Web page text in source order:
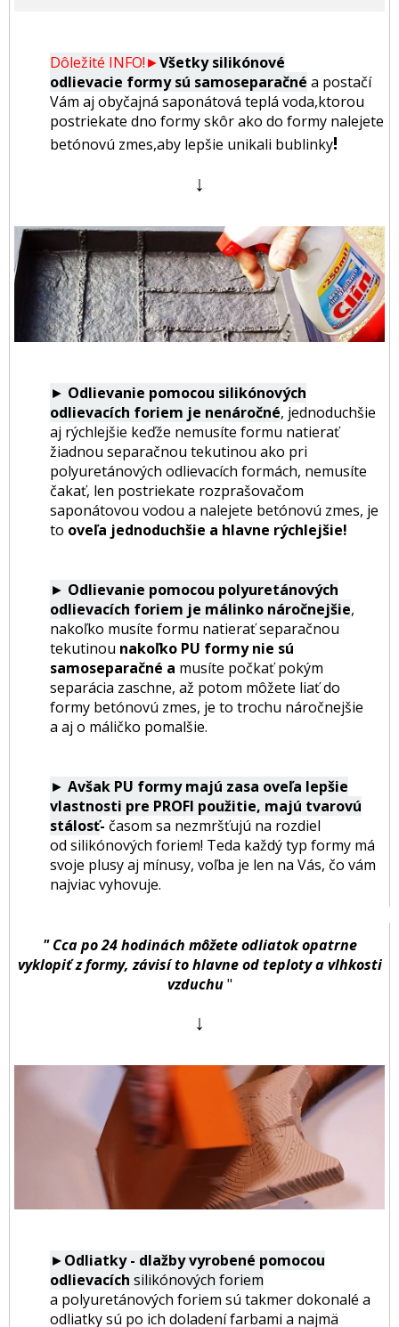
Dôležité INFO!►Všetky silikónové
odlievacie formy sú samoseparačné a postačí
Vám aj obyčajná saponátová teplá voda,ktorou
postriekate dno formy skôr ako do formy nalejete
betónovú zmes,aby lepšie unikali bublinky!
↓
► Odlievanie pomocou silikónových
odlievacích foriem je nenáročné, jednoduchšie
aj rýchlejšie keďže nemusíte formu natierať
žiadnou separačnou tekutinou ako pri
polyuretánových odlievacích formách, nemusíte
čakať, len postriekate rozprašovačom
saponátovou vodou a nalejete betónovú zmes, je
to oveľa jednoduchšie a hlavne rýchlejšie!
► Odlievanie pomocou polyuretánových
odlievacích foriem je málinko náročnejšie,
nakoľko musíte formu natierať separačnou
tekutinou nakoľko PU formy nie sú
samoseparačné a musíte počkať pokým
separácia zaschne, až potom môžete liať do
formy betónovú zmes, je to trochu náročnejšie
a aj o máličko pomalšie.
► Avšak PU formy majú zasa oveľa lepšie
vlastnosti pre PROFI použitie, majú tvarovú
stálosť- časom sa nezmršťujú na rozdiel
od silikónových foriem! Teda každý typ formy má
svoje plusy aj mínusy, voľba je len na Vás, čo vám
najviac vyhovuje.
" Cca po 24 hodinách môžete odliatok opatrne
vyklopiť z formy, závisí to hlavne od teploty a vlhkosti
vzduchu"
↓
►Odliatky - dlažby vyrobené pomocou
odlievacích silikónových foriem
a polyuretánových foriem sú takmer dokonalé a
odliatky sú po ich doladení farbami a najmä